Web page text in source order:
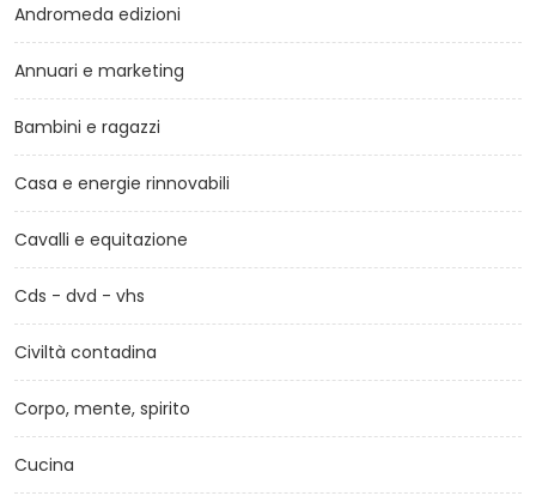
Andromeda edizioni
Annuari e marketing
Bambini e ragazzi
Casa e energie rinnovabili
Cavalli e equitazione
Cds - dvd - vhs
Civiltà contadina
Corpo, mente, spirito
Cucina